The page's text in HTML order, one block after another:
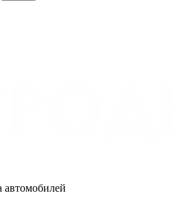
автомобилей